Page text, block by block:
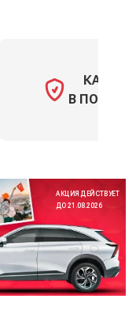
КАСКО
В
АКЦИЯ ДЕЙСТВУЕТ
ДО 21.08.2026